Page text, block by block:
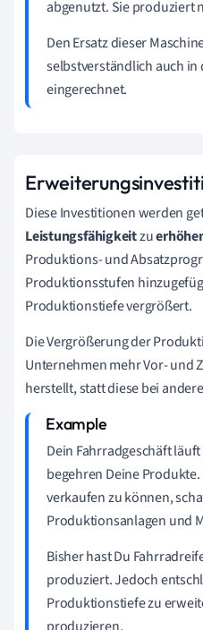
abgenutzt. Sie produziert
Den Ersatz dieser
selbstverständlich auch
eingerechnet.
Diese Investitionen werden
Leistungsfähigkeitzu
Produktions- und
Produktionsstufen
Produktionstiefe vergrößert.
Die Vergrößerung der
Unternehmen mehr Vor- und
herstellt, statt diese bei
Dein Fahrradgeschäft
begehren Deine
verkaufen zu können,
Produktionsanlagen und
Bisher hast Du
produziert. Jedoch
Produktionstiefe zu